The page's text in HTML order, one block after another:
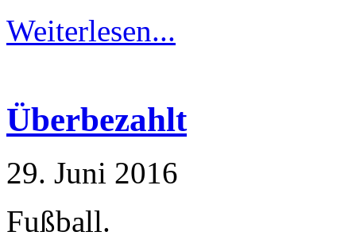
Weiterlesen...
Überbezahlt
29. Juni 2016
Fußball.